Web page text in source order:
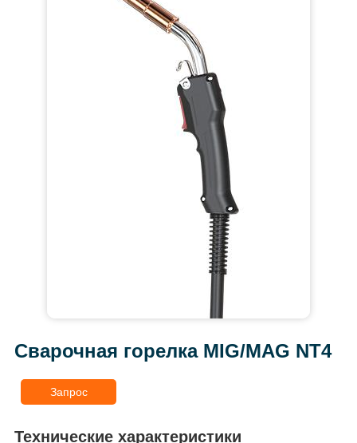
Сварочная горелка MIG/MAG NT4
Запрос
Технические характеристики